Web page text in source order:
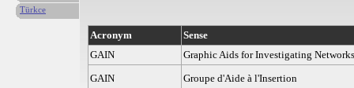
Acronym
Sense
GAIN
Graphic Aids for Investigating Networks
GAIN
Groupe d'Aide à l'Insertion
Türkce